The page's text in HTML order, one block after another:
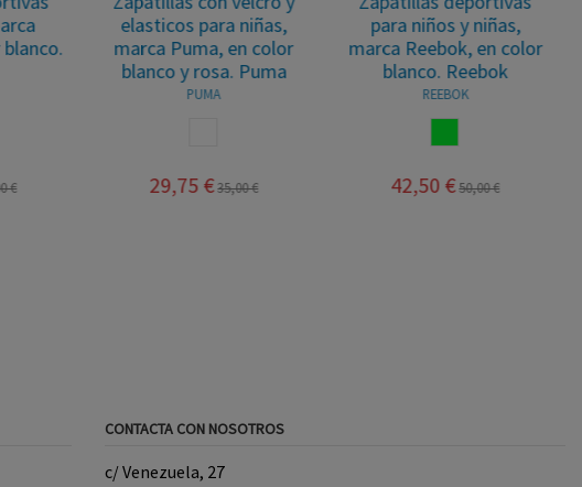
€
elasticos para niñas,
marca Puma, en color
blanco y rosa. Puma
PUMA
29,75 €35,00 €
para niños y niñas,
marca Reebok, en color
blanco. Reebok
REEBOK
42,50 €50,00 €
CONTACTA CON NOSOTROS
c/ Venezuela, 27